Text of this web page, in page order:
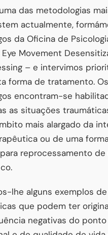
das metodologias
actualmente,
da Oficina de
Eye Movement
– e intervimos
forma de tratamento.
encontram-se
as situações
mais alargado da
ou de uma
reprocessamento de
lhe alguns exemplos
que podem ter
negativas do